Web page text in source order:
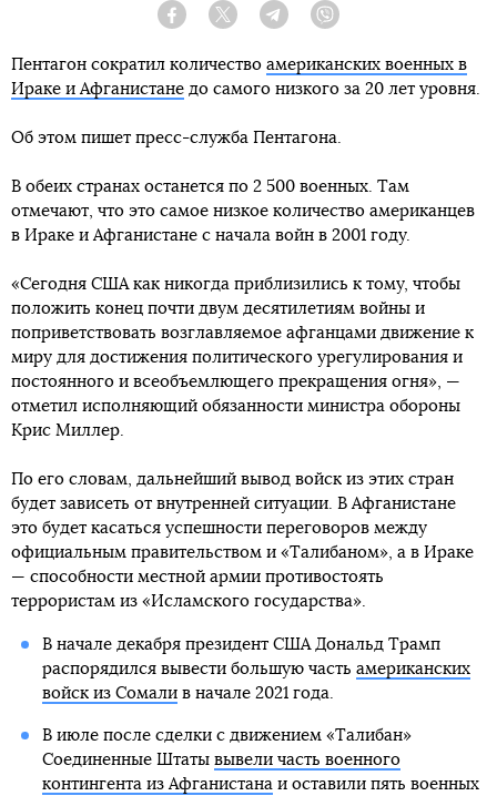
Facebook Twitter Telegram
Пентагон сократил количество американских военных в
Ираке и Афганистане до самого низкого за 20 лет уровня.
Об этом пишет пресс-служба Пентагона.
В обеих странах останется по 2 500 военных. Там
отмечают, что это самое низкое количество американцев
в Ираке и Афганистане с начала войн в 2001 году.
«Сегодня США как никогда приблизились к тому, чтобы
положить конец почти двум десятилетиям войны и
поприветствовать возглавляемое афганцами движение к
миру для достижения политического урегулирования и
постоянного и всеобъемлющего прекращения огня», —
отметил исполняющий обязанности министра обороны
Крис Миллер.
По его словам, дальнейший вывод войск из этих стран
будет зависеть от внутренней ситуации. В Афганистане
это будет касаться успешности переговоров между
официальным правительством и «Талибаном», а в Ираке
— способности местной армии противостоять
террористам из «Исламского государства».
В начале декабря президент США Дональд Трамп
распорядился вывести большую часть американских
войск из Сомалив начале 2021 года.
В июле после сделки с движением «Талибан»
Соединенные Штаты вывели часть военного
контингента из Афганистана и оставили пять военных